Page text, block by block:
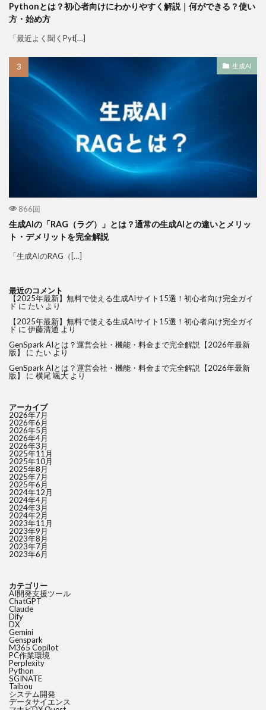
Pythonとは？初心者向けにわかりやすく解説｜何ができる？使い
方・始め方
「最近よく聞くPyt[…]
生成AI
866回
生成AIの「RAG（ラグ）」とは？通常の生成AIとの違いとメリッ
ト・デメリットを完全解説
「生成AIのRAG（[…]
最近のコメント
【2025年最新】無料で使える生成AIサイト15選！初心者向け完全ガイ
ド に たい より
【2025年最新】無料で使える生成AIサイト15選！初心者向け完全ガイ
ド に 伊藤清通 より
GenSpark AIとは？運営会社・機能・料金まで完全解説【2026年最新
版】
に たい より
GenSpark AIとは？運営会社・機能・料金まで完全解説【2026年最新
版】
に 横尾 颯大 より
アーカイブ
2026年7月
2026年6月
2026年5月
2026年4月
2026年3月
2025年11月
2025年10月
2025年8月
2025年7月
2025年6月
2024年12月
2024年4月
2024年3月
2024年2月
2023年11月
2023年9月
2023年8月
2023年7月
2023年6月
カテゴリー
AI開発支援ツール
ChatGPT
Claude
Dify
DX
Gemini
Genspark
M365 Copilot
PC作業環境
Perplexity
Python
SGINATE
Taibou
システム開発
データサイエンス